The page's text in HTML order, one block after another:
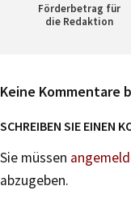
Förderbetrag für
die Redaktion
Keine Kommentare
SCHREIBEN SIE EINEN
Sie müssen
abzugeben.